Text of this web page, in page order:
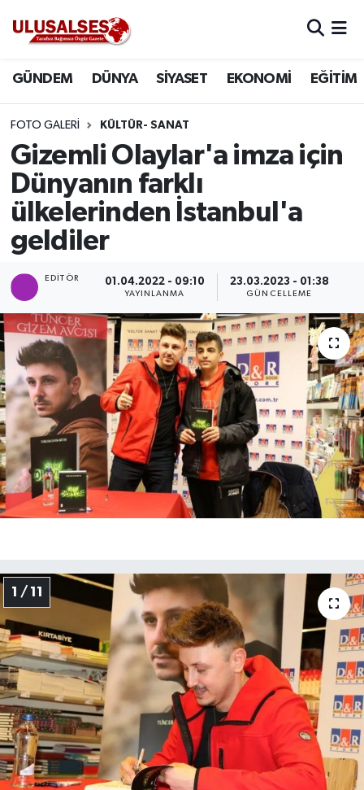
GÜNDEM DÜNYA SİYASET EKONOMİ EĞİTİM
FOTO GALERI KÜLTÜR- SANAT
Gizemli Olaylar'a imza için
Dünyanın farklı
ülkelerinden İstanbul'a
geldiler
EDITÖR 01.04.2022 - 09:10
YAYINLANMA
23.03.2023 - 01:38
GÜNCELLEME
1 / 11
DÜNYA
SİYASET
EKONOMİ
EĞİTİM
MAGAZİN
SPOR
Trafik Durumu
Süper Lig Puan Durumu ve Fikstür
Tüm Manşetler
Son Dakika Haberleri